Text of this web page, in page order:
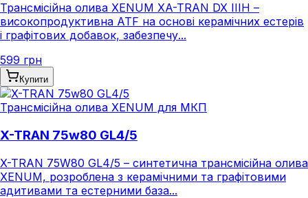
Трансмісійна олива XENUM XA-TRAN DX IIIH –
високопродуктивна ATF на основі керамічних естерів
і графітових добавок, забезпечу...
599 грн
Купити
Трансмісійна олива XENUM для МКП
X-TRAN 75w80 GL4/5
X-TRAN 75W80 GL4/5 – синтетична трансмісійна олива
XENUM, розроблена з керамічними та графітовими
адитивами та естерними база...